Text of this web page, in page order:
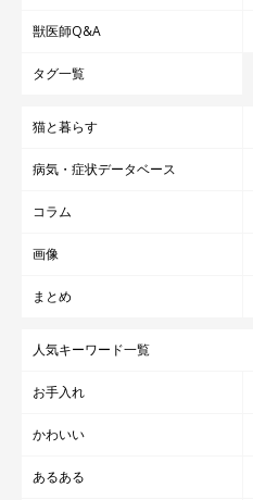
獣医師Q&A
タグ一覧
猫と暮らす
病気・症状データベース
コラム
画像
まとめ
人気キーワード一覧
お手入れ
かわいい
あるある